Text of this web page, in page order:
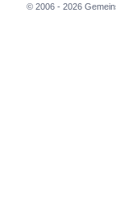
© 2006 - 2026